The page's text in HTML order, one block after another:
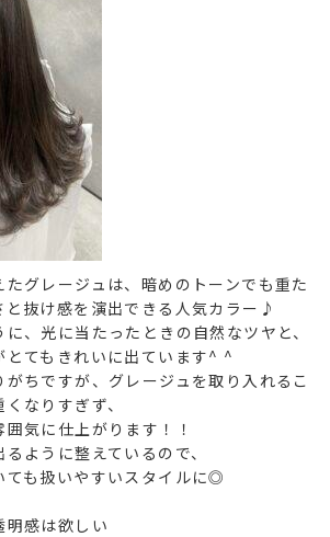
グレージュは、暗めのトーンでも重た
と抜け感を演出できる人気カラー♪
、光に当たったときの自然なツヤと、
とてもきれいに出ています^ ^
ちですが、グレージュを取り入れるこ
なりすぎず、
気に仕上がります！！
ように整えているので、
ても扱いやすいスタイルに◎
明感は欲しい